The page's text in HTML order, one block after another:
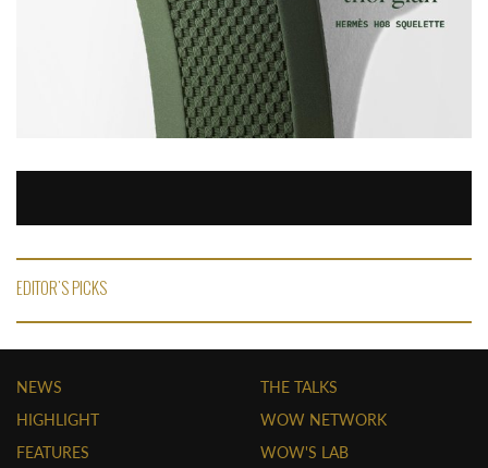
EDITOR'S PICKS
NEWS
HIGHLIGHT
FEATURES
THE TALKS
WOW NETWORK
WOW'S LAB